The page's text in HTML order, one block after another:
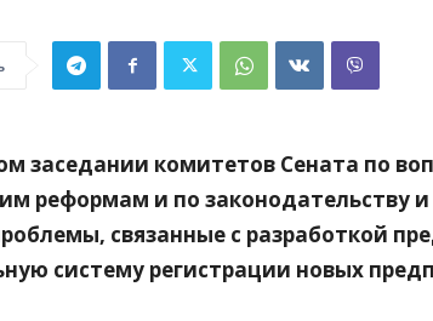
заседании комитетов Сената по
реформам и по законодательству
связанные с разработкой
систему регистрации новых